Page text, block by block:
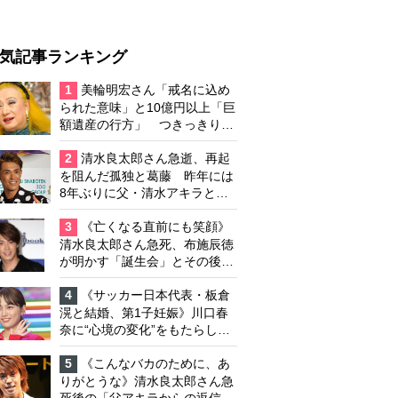
記事ランキング
1
美輪明宏さん「戒名に込め
られた意味」と10億円以上「巨
額遺産の行方」 つきっきりで
私生活をサポートしていた元俳
優が相続か
2
清水良太郎さん急逝、再起
を阻んだ孤独と葛藤 昨年には
8年ぶりに父・清水アキラと共
演、本格的な活動再開に向かっ
ていたが…周囲が懸念していた
「不安定なところ」
3
《亡くなる直前にも笑顔》
清水良太郎さん急死、布施辰徳
が明かす「誕生会」とその後の
メッセージ
4
《サッカー日本代表・板倉
滉と結婚、第1子妊娠》川口春
奈に“心境の変化”をもたらした
主演映画『ママせか』 身を削
って「がんに蝕まれる母」を演
じた壮絶な撮影現場
5
《こんなバカのために、あ
りがとうな》清水良太郎さん急